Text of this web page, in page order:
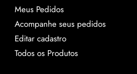
Meus Pedidos
Acompanhe seus pedidos
Editar cadastro
Todos os Produtos